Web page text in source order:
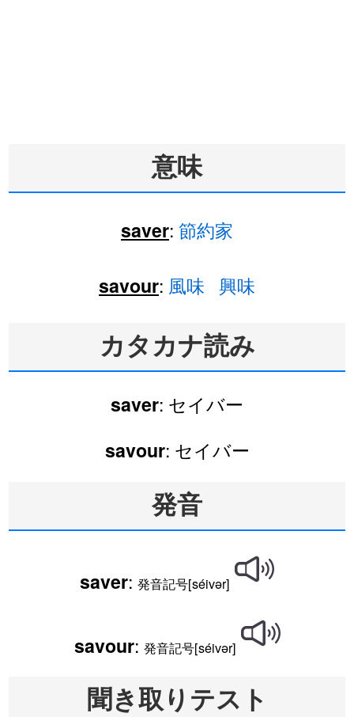
意味
saver: 節約家
savour: 風味 興味
カタカナ読み
saver: セイバー
savour: セイバー
発音
saver: 発音記号[séivər]
savour: 発音記号[séivər]
聞き取りテスト